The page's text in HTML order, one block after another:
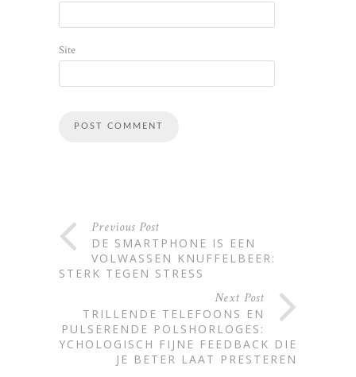
Site
Previous Post
DE SMARTPHONE IS EEN
VOLWASSEN KNUFFELBEER:
STERK TEGEN STRESS
Next Post
TRILLENDE TELEFOONS EN
PULSERENDE POLSHORLOGES:
PSYCHOLOGISCH FIJNE FEEDBACK DIE
JE BETER LAAT PRESTEREN